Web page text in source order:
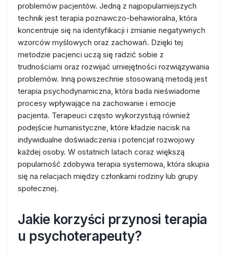
problemów pacjentów. Jedną z najpopularniejszych
technik jest terapia poznawczo-behawioralna, która
koncentruje się na identyfikacji i zmianie negatywnych
wzorców myślowych oraz zachowań. Dzięki tej
metodzie pacjenci uczą się radzić sobie z
trudnościami oraz rozwijać umiejętności rozwiązywania
problemów. Inną powszechnie stosowaną metodą jest
terapia psychodynamiczna, która bada nieświadome
procesy wpływające na zachowanie i emocje
pacjenta. Terapeuci często wykorzystują również
podejście humanistyczne, które kładzie nacisk na
indywidualne doświadczenia i potencjał rozwojowy
każdej osoby. W ostatnich latach coraz większą
popularność zdobywa terapia systemowa, która skupia
się na relacjach między członkami rodziny lub grupy
społecznej.
Jakie korzyści przynosi terapia
u psychoterapeuty?